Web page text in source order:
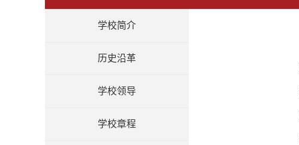
学校简介
历史沿革
学校领导
学校章程